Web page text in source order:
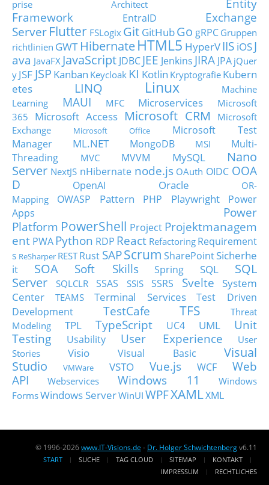
prise Architect
Entity
Framework
EntraID
Exchange
Server Flutter FSLogix Git GitHubGo gRPC Gruppen
richtlinien GWT HibernateHTML5 HyperVIIS iOSJ
ava JavaFX JavaScript JDBC JEE Jenkins JIRA JPA jQuer
y JSF JSP Kanban Keycloak KI Kotlin Kryptografie Kubern
etes
LINQ Linux
Machine
Learning
MAUI MFC Microservices
Microsoft
365
Microsoft Access Microsoft CRM
Microsoft
Exchange
Microsoft Office
Microsoft Test
Manager
ML.NET MongoDB MSI
Multi-
Threading
MVC MVVM MySQL
Nano
Server NextJS nHibernate node.js OAuth OIDC OOA
D
OpenAI Oracle
OR-
Mapping
OWASP Pattern PHP Playwright
Power
Apps
Power
Platform PowerShell Project Projektmanagem
ent PWA Python RDP React Refactoring Requirement
s ReSharper RESTRust SAPScrum SharePointSicherhe
it
SOA Soft Skills Spring SQL
SQL
Server
SQLCLR SSAS SSIS SSRS Svelte
System
Center
TEAMS Terminal Services
Test Driven
Development
TestCafe TFS
Threat
Modeling
TPL TypeScript UC4 UML
Unit
Testing
Usability User Experience
User
Stories
Visio Visual Basic
Visual
Studio
VMWare VSTO Vue.js WCF
Web
API
Webservices Windows 11
Windows
FormsWindows ServerWinUI WPFXAMLXML
© 1996-2026www.IT-Visions.de - Dr. Holger Schwichtenbergv6.11
START SUCHE TAG CLOUD SITEMAP
KONTAKT
IMPRESSUM
RECHTLICHES